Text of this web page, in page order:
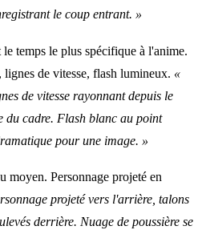
le coup entrant. »
temps le plus spécifique à l'anime.
lignes de vitesse, flash lumineux. «
de vitesse rayonnant depuis le
du cadre. Flash blanc au point
pour une image. »
moyen. Personnage projeté en
projeté vers l'arrière, talons
derrière. Nuage de poussière se